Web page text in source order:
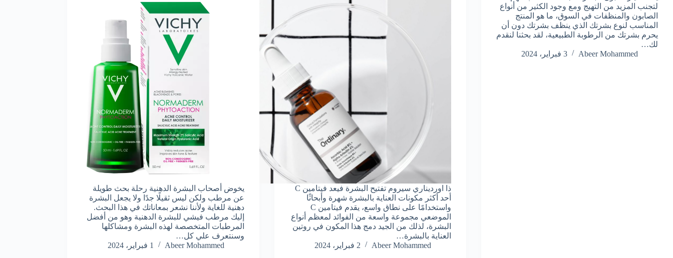
لتجنب المزيد من التهيج ومع وجود الكثير من أنواع
الصابون والمنظفات في السوق، ما هو المنتج
المناسب لنوع بشرتك الذي ينظف بشرتك دون أن
يحرم بشرتك من الرطوبة الطبيعية، لقد بحثنا لنقدم
لك…
Abeer Mohammed
3 فبراير، 2024
ذا اورديناري سيروم تفتيح البشرة فيعد فيتامين C
أحد أكثر مكونات العناية بالبشرة شهرة وأبحاثًا
واستخدامًا على نطاق واسع، يقدم فيتامين C
الموضعي مجموعة واسعة من الفوائد لمعظم أنواع
البشرة، لذلك من الجيد دمج هذا المكون في روتين
العناية بالبشرة…
Abeer Mohammed
2 فبراير، 2024
يخوض أصحاب البشرة الدهنية رحلة بحث طويلة
عن مرطب ولكن ليس ثقيلًا جدًا ولا يجعل البشرة
دهنية للغاية ولأننا نشعر بمعاناتك في هذا البحث.
إليك مرطب فيشي للبشرة الدهنية وهو من أفضل
المرطبات المتخصصة لهذه البشرة ومشاكلها
وسنتعرف علي كل…
Abeer Mohammed
1 فبراير، 2024